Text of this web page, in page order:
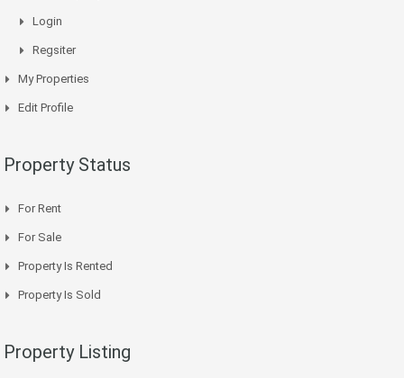
Login
Regsiter
My Properties
Edit Profile
Property Status
For Rent
For Sale
Property Is Rented
Property Is Sold
Property Listing